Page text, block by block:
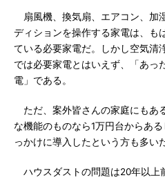
扇風機、換気扇、エアコン、加
ディションを操作する家電は、も
ている必要家電だ。しかし空気清
では必要家電とはいえず、「あっ
電」である。
ただ、案外皆さんの家庭にもあ
な機能のものなら1万円台からあ
っかけに導入したという方も多い
ハウスダストの問題は20年以上